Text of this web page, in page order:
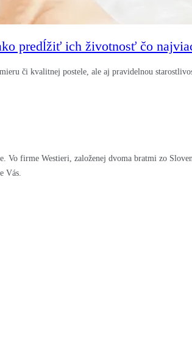
predĺžiť ich životnosť čo
či kvalitnej postele, ale aj pravidelnou
Vo firme Westieri, založenej dvoma bratmi zo
Vás.